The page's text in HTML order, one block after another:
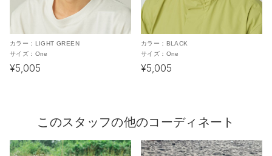
カラー： LIGHT GREEN
サイズ： One
¥5,005
カラー： BLACK
サイズ： One
¥5,005
このスタッフの他のコーディネート